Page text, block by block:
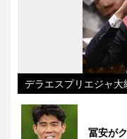
デラエスプリエジャ大
冨安が